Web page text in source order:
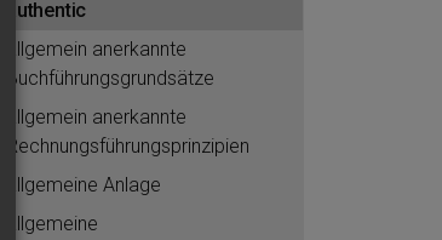
authentic
allgemein anerkannte
Buchführungsgrundsätze
allgemein anerkannte
Rechnungsführungsprinzipien
allgemeine Anlage
allgemeine